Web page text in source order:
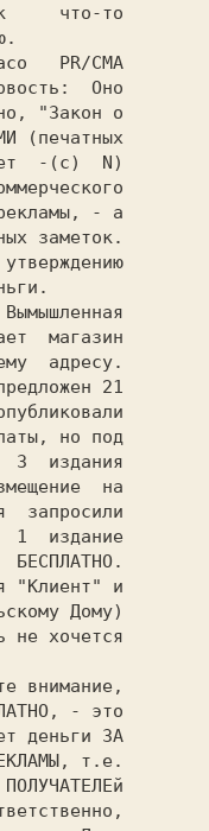
что-то
Оно
"Закон о
(печатных
-(c)  N)
- а
заметок.
деньги.
магазин
адресу.
21
но под
3  издания
на
запросили
1  издание
"Клиент" и
Дому)
не хочется
- это
деньги ЗА
т.е.